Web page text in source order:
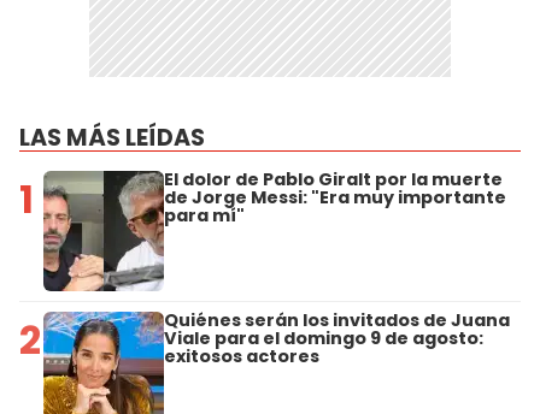
LAS MÁS LEÍDAS
1 El dolor de Pablo Giralt por la muerte
de Jorge Messi: "Era muy importante
para mí"
2 Quiénes serán los invitados de Juana
Viale para el domingo 9 de agosto:
exitosos actores